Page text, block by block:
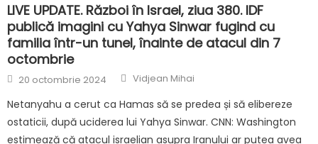
LIVE UPDATE. Război în Israel, ziua 380. IDF
publică imagini cu Yahya Sinwar fugind cu
familia într-un tunel, înainte de atacul din 7
octombrie
Posted
on
20 octombrie 2024 Author
Vidjean Mihai
Netanyahu a cerut ca Hamas să se predea și să elibereze
ostaticii, după uciderea lui Yahya Sinwar. CNN: Washington
estimează că atacul israelian asupra Iranului ar putea avea